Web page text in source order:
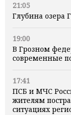
21:05
Глубина озера
19:00
В Грозном
современные
17:41
ПСБ и МЧС
жителям
ситуациях